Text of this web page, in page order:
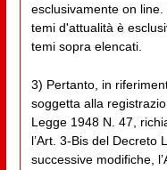
esclusivamente on
temi d'attualità è
temi sopra elencati.
3) Pertanto, in
soggetta alla
Legge 1948 N. 47,
l’Art. 3-Bis del Decreto
successive modifiche,